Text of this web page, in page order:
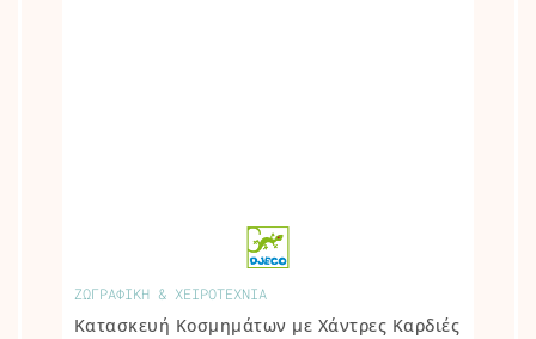
ΖΩΓΡΑΦΙΚΗ & ΧΕΙΡΟΤΕΧΝΙΑ
Κατασκευή Κοσμημάτων με Χάντρες Καρδιές